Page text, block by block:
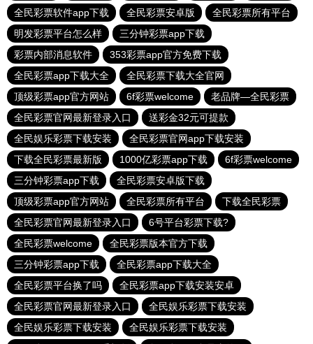
全民彩票软件app下载
全民彩票安卓版
全民彩票所有平台
明发彩票平台怎么样
三分钟彩票app下载
彩票内部消息软件
353彩票app官方免费下载
全民彩票app下载大全
全民彩票下载大全官网
顶级彩票app官方网站
6f彩票welcome
老品牌—全民彩票
全民彩票官网最新登录入口
送彩金32元可提款
全民娱乐彩票下载安装
全民彩票官网app下载安装
下载全民彩票最新版
1000亿彩票app下载
6f彩票welcome
三分钟彩票app下载
全民彩票安卓版下载
顶级彩票app官方网站
全民彩票所有平台
下载全民彩票
全民彩票官网最新登录入口
6号平台彩票下载?
全民彩票welcome
全民彩票版本官方下载
三分钟彩票app下载
全民彩票app下载大全
全民彩票平台换了吗
全民彩票app下载安装安卓
全民彩票官网最新登录入口
全民娱乐彩票下载安装
全民娱乐彩票下载安装
全民娱乐彩票下载安装